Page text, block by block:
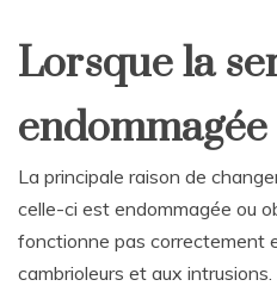
Lorsque la
La principale raison de
celle-ci est endommagée ou
fonctionne pas correctement
cambrioleurs et aux intrusions.